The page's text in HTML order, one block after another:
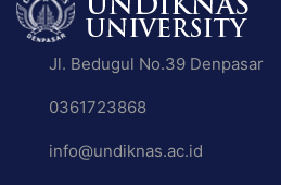
Jl. Bedugul No.39 Denpasar
0361723868
info@undiknas.ac.id